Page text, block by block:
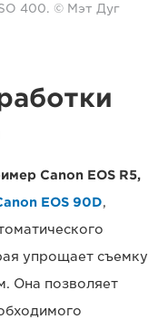
400. © Мэт Дуг
Canon EOS R5,
EOS 90D,
упрощает съемку
Она позволяет